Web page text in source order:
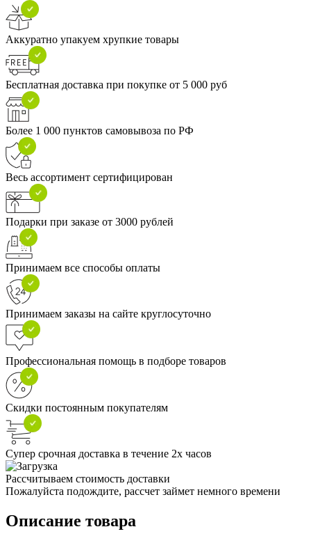
Аккуратно упакуем хрупкие товары
Бесплатная доставка при покупке от 5 000 руб
Более 1 000 пунктов самовывоза по РФ
Весь ассортимент сертифицирован
Подарки при заказе от 3000 рублей
Принимаем все способы оплаты
Принимаем заказы на сайте круглосуточно
Профессиональная помощь в подборе товаров
Скидки постоянным покупателям
Супер срочная доставка в течение 2х часов
Рассчитываем стоимость доставки
Пожалуйста подождите, рассчет займет немного времени
Описание товара